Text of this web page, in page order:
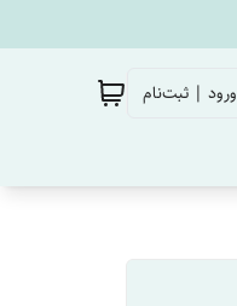
ورود | ثبت‌نام